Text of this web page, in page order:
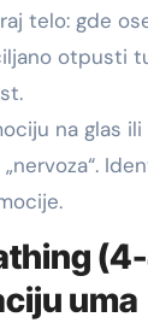
telo: gde
otpusti
na glas ili
„nervoza“.
uma